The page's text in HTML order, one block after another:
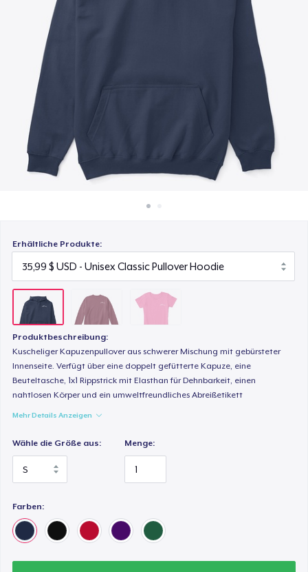
Erhältliche Produkte:
Produktbeschreibung:
Kuscheliger Kapuzenpullover aus schwerer Mischung mit gebürsteter
Innenseite. Verfügt über eine doppelt gefütterte Kapuze, eine
Beuteltasche, 1x1 Rippstrick mit Elasthan für Dehnbarkeit, einen
nahtlosen Körper und ein umweltfreundliches Abreißetikett
Mehr Details Anzeigen
Wähle die Größe aus: Menge:
Farben: